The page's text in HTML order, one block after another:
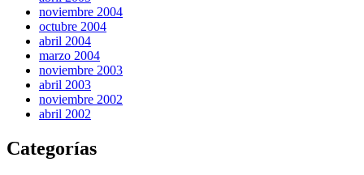
noviembre 2004
octubre 2004
abril 2004
marzo 2004
noviembre 2003
abril 2003
noviembre 2002
abril 2002
Categorías